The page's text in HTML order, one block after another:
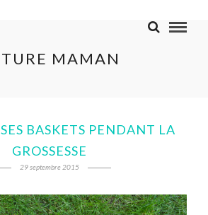
MAMAN
BASKETS PENDANT LA
GROSSESSE
29 septembre 2015